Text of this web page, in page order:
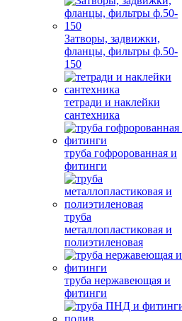
Затворы, задвижки,
фланцы, фильтры ф.50-
150
тетради и наклейки
сантехника
труба гофророванная и
фитинги
труба
металлопластиковая и
полиэтиленовая
труба нержавеющая и
фитинги